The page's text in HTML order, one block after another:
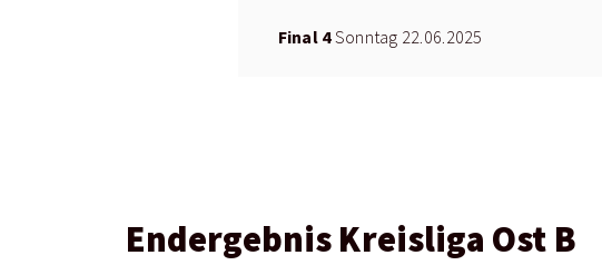
Final 4Sonntag 22.06.2025
Endergebnis Kreisliga Ost B